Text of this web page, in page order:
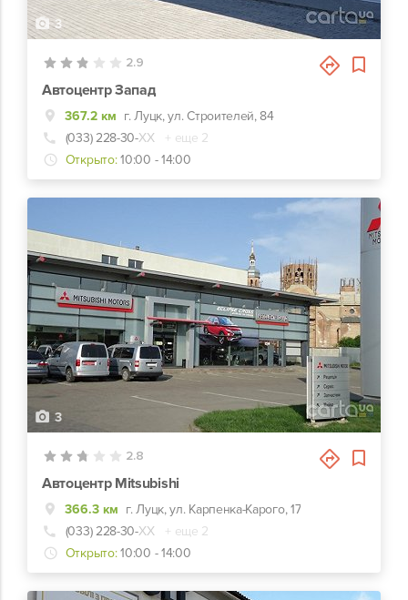
3
2.9
Автоцентр Запад
367.2 км г. Луцк, ул. Строителей, 84
(033) 228-30-ХХ
+ еще 2
Открыто: 10:00 - 14:00
3
2.8
Автоцентр Mitsubishi
366.3 км г. Луцк, ул. Карпенка-Карого, 17
(033) 228-30-ХХ
+ еще 2
Открыто: 10:00 - 14:00